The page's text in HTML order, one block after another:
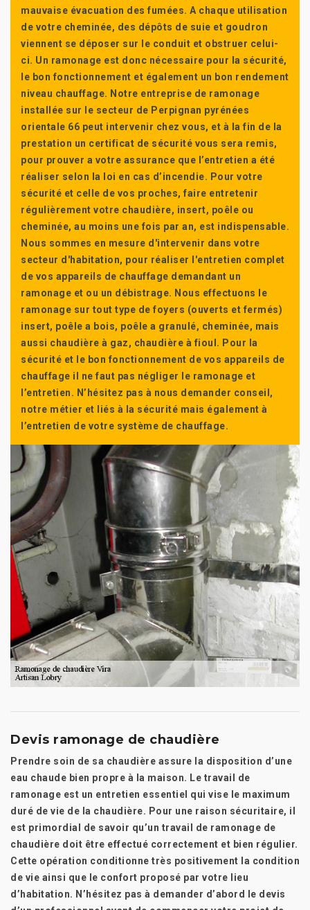
mauvaise évacuation des fumées. A chaque utilisation
de votre cheminée, des dépôts de suie et goudron
viennent se déposer sur le conduit et obstruer celui-
ci. Un ramonage est donc nécessaire pour la sécurité,
le bon fonctionnement et également un bon rendement
niveau chauffage. Notre entreprise de ramonage
installée sur le secteur de Perpignan pyrénées
orientale 66 peut intervenir chez vous, et à la fin de la
prestation un certificat de sécurité vous sera remis,
pour prouver a votre assurance que l’entretien a été
réaliser selon la loi en cas d’incendie. Pour votre
sécurité et celle de vos proches, faire entretenir
régulièrement votre chaudière, insert, poêle ou
cheminée, au moins une fois par an, est indispensable.
Nous sommes en mesure d'intervenir dans votre
secteur d'habitation, pour réaliser l'entretien complet
de vos appareils de chauffage demandant un
ramonage et ou un débistrage. Nous effectuons le
ramonage sur tout type de foyers (ouverts et fermés)
insert, poêle a bois, poêle a granulé, cheminée, mais
aussi chaudière à gaz, chaudière à fioul. Pour la
sécurité et le bon fonctionnement de vos appareils de
chauffage il ne faut pas négliger le ramonage et
l’entretien. N’hésitez pas à nous demander conseil,
notre métier et liés à la sécurité mais également à
l’entretien de votre système de chauffage.
Devis ramonage de chaudière
Prendre soin de sa chaudière assure la disposition d’une
eau chaude bien propre à la maison. Le travail de
ramonage est un entretien essentiel qui vise le maximum
duré de vie de la chaudière. Pour une raison sécuritaire, il
est primordial de savoir qu’un travail de ramonage de
chaudière doit être effectué correctement et bien régulier.
Cette opération conditionne très positivement la condition
de vie ainsi que le confort proposé par votre lieu
d’habitation. N’hésitez pas à demander d’abord le devis